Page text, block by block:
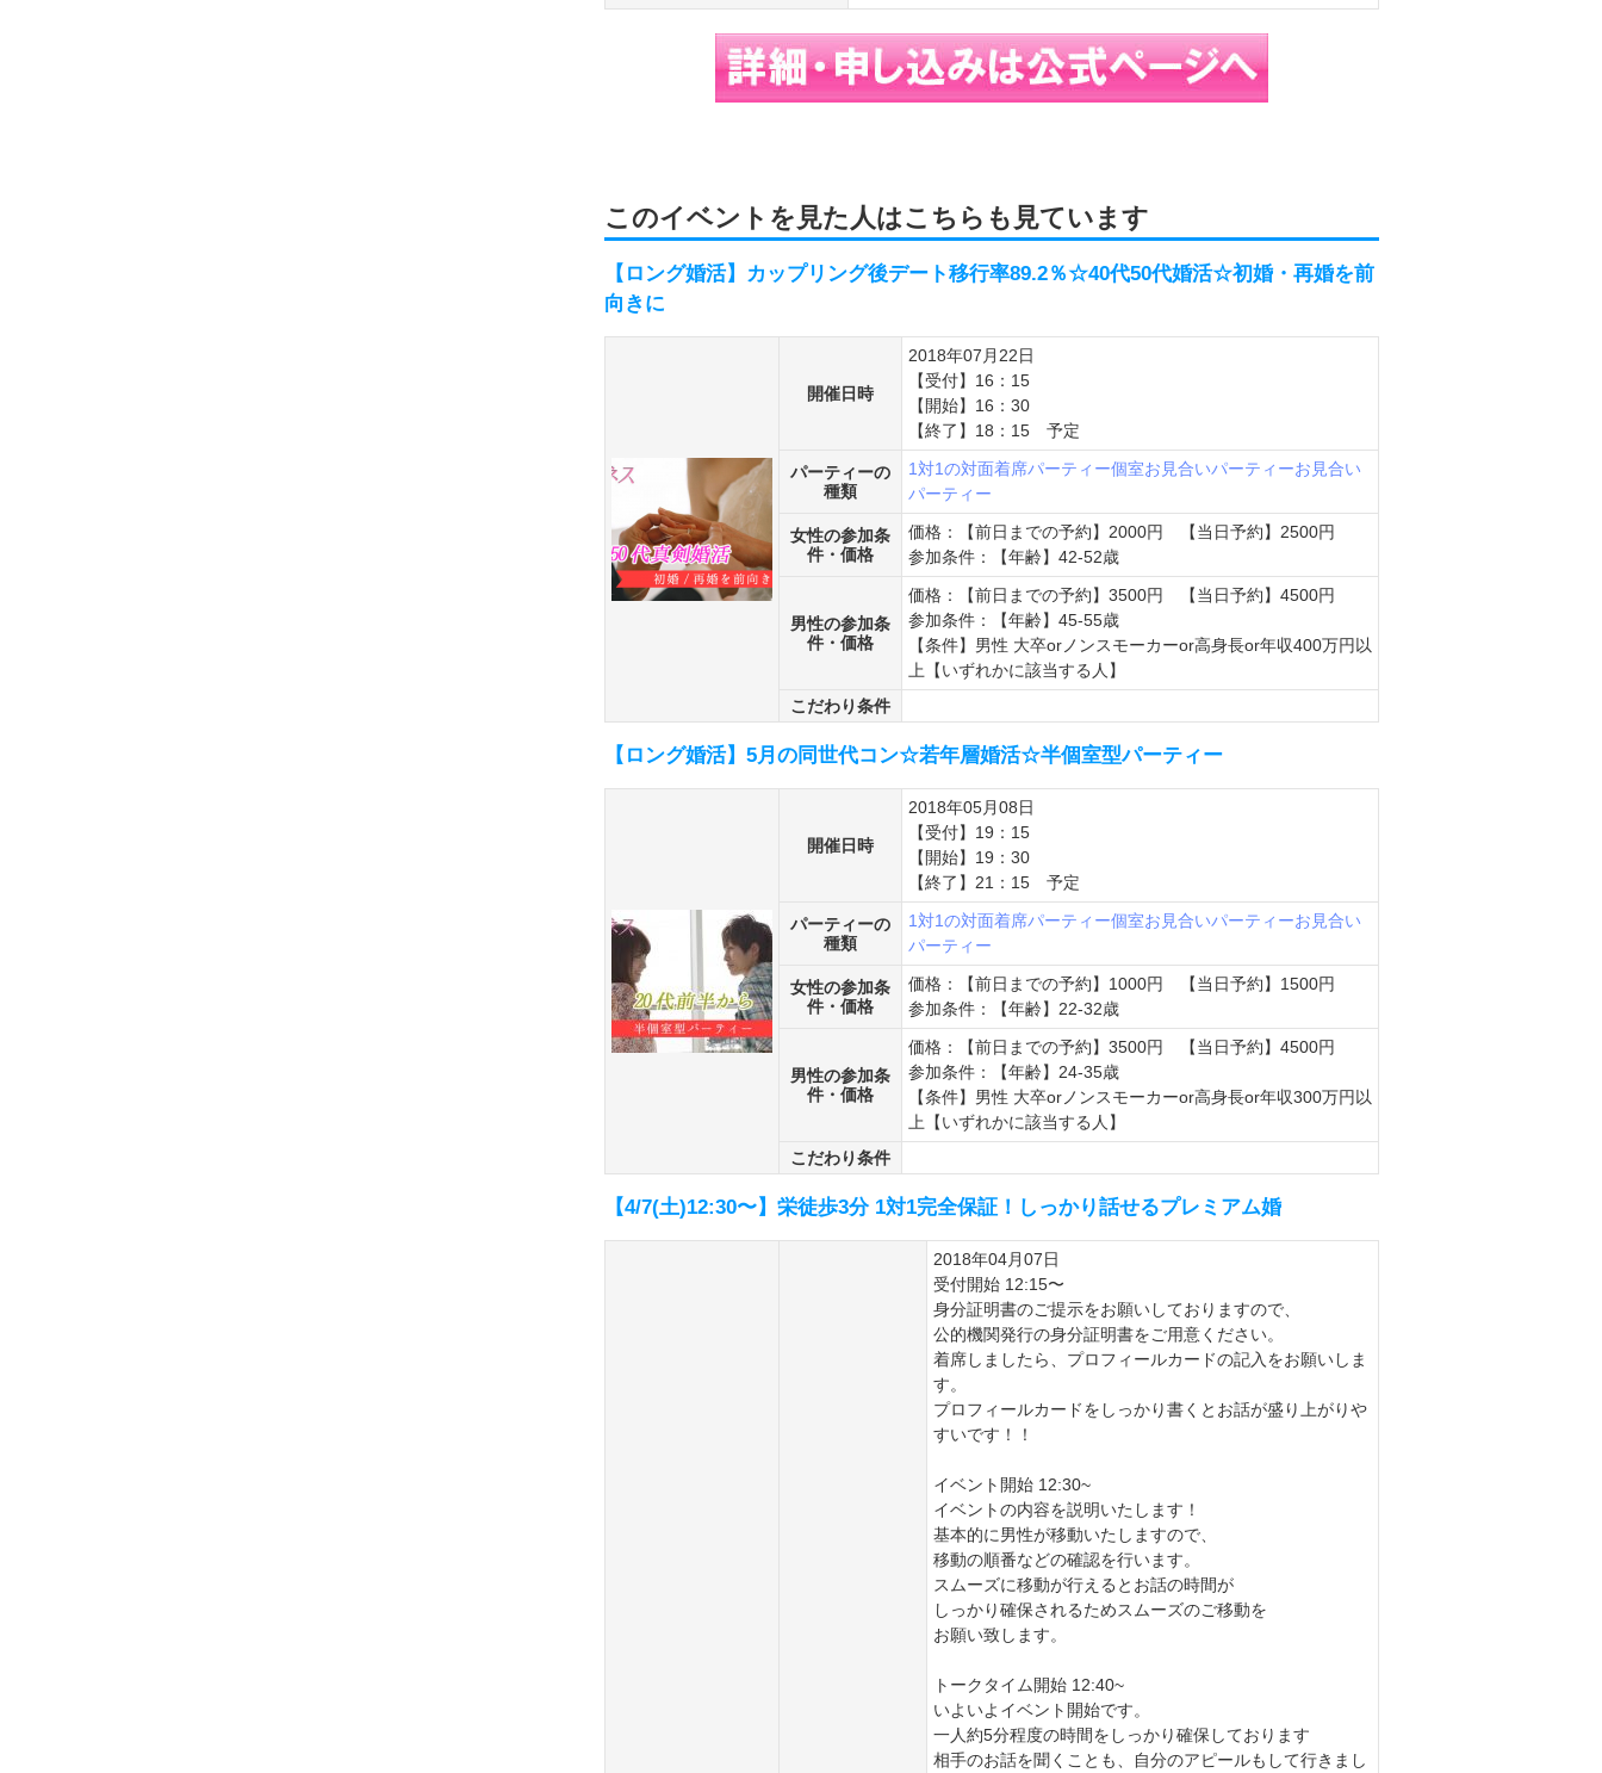
このイベントを見た人はこちらも見ています
【ロング婚活】カップリング後デート移行率89.2％☆40代50代婚活☆初婚・再婚を前
向きに
開催日時
2018年07月22日
【受付】16：15
【開始】16：30
【終了】18：15 予定
パーティーの
種類
1対1の対面着席パーティー個室お見合いパーティーお見合い
パーティー
女性の参加条
件・価格
価格：【前日までの予約】2000円 【当日予約】2500円
参加条件：【年齢】42-52歳
男性の参加条
件・価格
価格：【前日までの予約】3500円 【当日予約】4500円
参加条件：【年齢】45-55歳
【条件】男性 大卒orノンスモーカーor高身長or年収400万円以
上【いずれかに該当する人】
こだわり条件
【ロング婚活】5月の同世代コン☆若年層婚活☆半個室型パーティー
開催日時
2018年05月08日
【受付】19：15
【開始】19：30
【終了】21：15 予定
パーティーの
種類
1対1の対面着席パーティー個室お見合いパーティーお見合い
パーティー
女性の参加条
件・価格
価格：【前日までの予約】1000円 【当日予約】1500円
参加条件：【年齢】22-32歳
男性の参加条
件・価格
価格：【前日までの予約】3500円 【当日予約】4500円
参加条件：【年齢】24-35歳
【条件】男性 大卒orノンスモーカーor高身長or年収300万円以
上【いずれかに該当する人】
こだわり条件
【4/7(土)12:30〜】栄徒歩3分 1対1完全保証！しっかり話せるプレミアム婚
2018年04月07日
受付開始 12:15〜
身分証明書のご提示をお願いしておりますので、
公的機関発行の身分証明書をご用意ください。
着席しましたら、プロフィールカードの記入をお願いしま
す。
プロフィールカードをしっかり書くとお話が盛り上がりや
すいです！！
イベント開始 12:30~
イベントの内容を説明いたします！
基本的に男性が移動いたしますので、
移動の順番などの確認を行います。
スムーズに移動が行えるとお話の時間が
しっかり確保されるためスムーズのご移動を
お願い致します。
トークタイム開始 12:40~
いよいよイベント開始です。
一人約5分程度の時間をしっかり確保しております
相手のお話を聞くことも、自分のアピールもして行きまし